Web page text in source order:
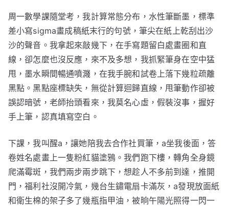
周一數學課隨堂考，我計算常態分布，水性筆斷墨，標準
差小寫sigma畫成稿紙末行的句號，筆尖在紙上乾刮出沙
沙的聲音。我拿起來敲幾下，在手寫題留白處畫圈和直
線，卻怎麼也沒反應，來不及多想，我抓緊筆身在空中猛
甩，墨水瞬間暢通噴濺，在我手腕和試卷上落下幾粒疏離
黑點。黑點座標缺失，無從計算迴歸直線，甩筆動作卻被
誤認暗號，老師抬頭看來，我莫名心虛，假裝沒事，握好
手上筆，認真填寫空白。
下課，我叫醒a，讓她陪我去合作社買筆，a坐我後面，答
卷姓名處畫上一隻粉紅貓塗鴉。我們跑下樓，轉角全身鏡
爬滿霉斑，我們兩步兩步跳下，想趁人不多前到達，推開
門，福利社沒開冷氣，幾台生鏽電扇卡滿灰，a發現放面紙
和衛生棉的架子多了幾瓶指甲油，被晌午陽光照得一閃一